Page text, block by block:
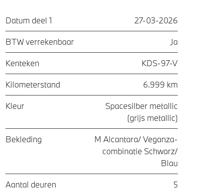
Datum deel 1 27-03-2026
BTW verrekenbaar Ja
Kenteken KDS-97-V
Kilometerstand 6.999 km
Kleur
Spacesilber metallic
(grijs metallic)
Bekleding
M Alcantara/ Veganza-
combinatie Schwarz/
Blau
Aantal deuren 5